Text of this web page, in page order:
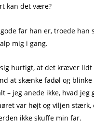
kan det være?
far han er, troede han
mig i gang.
hurtigt, at det kræver
at skænke fadøl og
– jeg anede ikke, hvad jeg
var højt og viljen stærk,
ikke skuffe min far.